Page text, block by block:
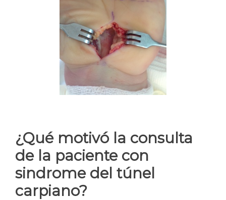
¿Qué motivó la consulta
de la paciente con
sindrome del túnel
carpiano?